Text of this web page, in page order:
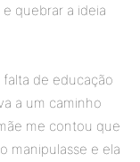
quebrar a ideia
de educação
a um caminho
me contou que
manipulasse e ela